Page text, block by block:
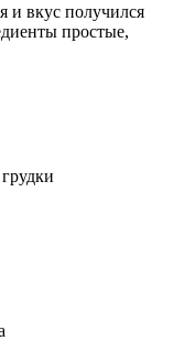
и вкус получился
простые,